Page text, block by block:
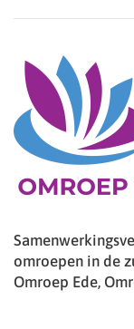
omroepen in de
Omroep Ede,